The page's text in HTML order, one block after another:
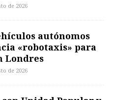
de 2026
autónomos
«robotaxis» para
Londres
de 2026